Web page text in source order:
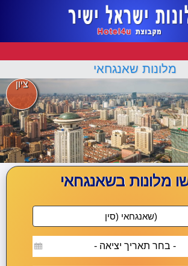
מלונות שאנגחאי
ציון
מלונות בשאנגחאי
- בחר תאריך יציאה -